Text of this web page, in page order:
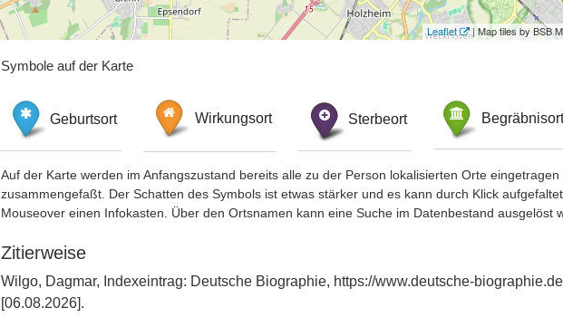
Leaflet | Map tiles by BSB
Symbole auf der Karte
Geburtsort Wirkungsort Sterbeort Begräbnisort
Auf der Karte werden im Anfangszustand bereits alle zu der Person lokalisierten Orte
zusammengefaßt. Der Schatten des Symbols ist etwas stärker und es kann durch Klick
Mouseover einen Infokasten. Über den Ortsnamen kann eine Suche im Datenbestand ausgelöst
Zitierweise
Wilgo, Dagmar, Indexeintrag: Deutsche Biographie, https://www.deutsche-
[06.08.2026].